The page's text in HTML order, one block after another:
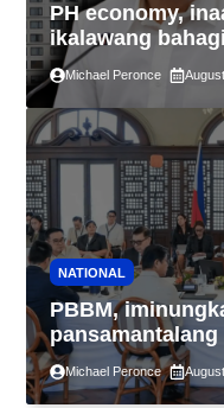
PH economy,
ikalawang
2.3% GDP dulot
pagkaantala ng
Michael Peronce
NATIONAL
PBBM,
pagpapatupad
and
Michael Peronce